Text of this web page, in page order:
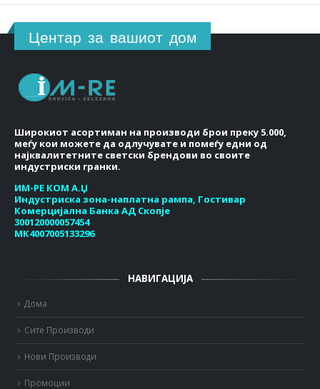
Центар за вашиот дом
Широкиот асортиман на производи брои преку 5.000,
меѓу кои можете да одлучувате и помеѓу едни од
најквалитетните светски брендови во своите
индустриски гранки.
ИМ-РЕ КОМ А.Џ
Индустриска зона-наплатна рампа, Гостивар
Комерцијална Банка АД Скопје
300120000057454
МК4007005133296
НАВИГАЦИЈА
Дома
Сите Производи
Нови Производи
Промоции